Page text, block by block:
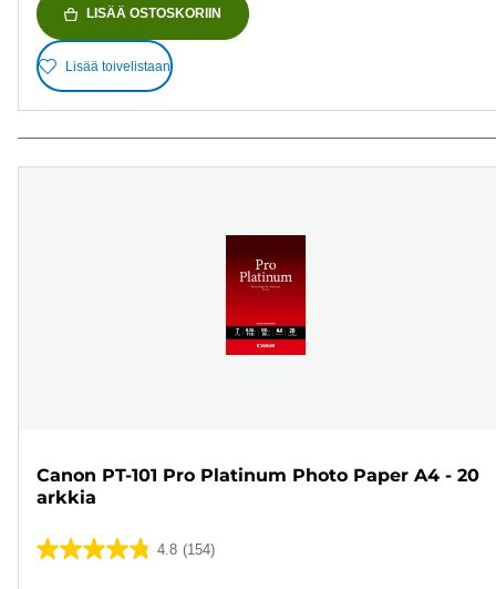
LISÄÄ OSTOSKORIIN
Lisää toivelistaan
Canon PT-101 Pro Platinum Photo Paper A4 - 20
arkkia
4.8 (154)
4.8/5